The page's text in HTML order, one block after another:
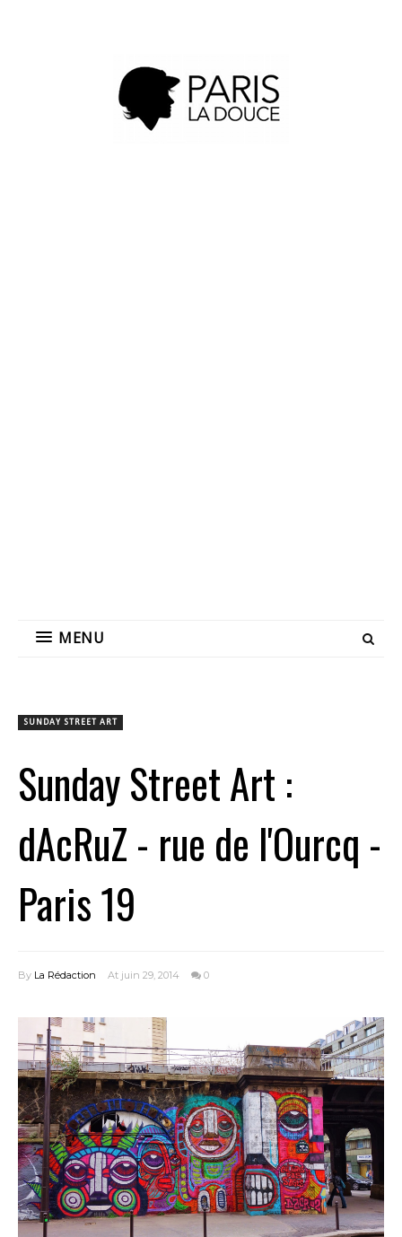
MENU
SUNDAY STREET ART
Sunday Street Art :
dAcRuZ - rue de l'Ourcq -
Paris 19
By La Rédaction At juin 29, 2014 0